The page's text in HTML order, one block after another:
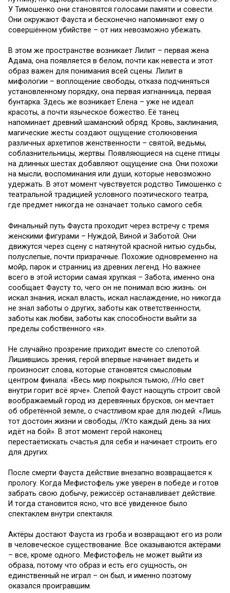
У Тимошенко они становятся голосами памяти и совести.
Они окружают Фауста и бесконечно напоминают ему о
совершённом убийстве – от них невозможно убежать.
В этом же пространстве возникает Лилит – первая жена
Адама, она появляется в белом, почти как невеста и этот
образ важен для понимания всей сцены. Лилит в
мифологии – воплощение свободы, отказа подчиняться
установленному порядку, она первая изгнанница, первая
бунтарка. Здесь же возникает Елена – уже не идеал
красоты, а почти языческое божество. Её танец
напоминает древний шаманский обряд. Кровь, заклинания,
магические жесты создают ощущение столкновения
различных архетипов женственности – святой, ведьмы,
соблазнительницы, жертвы. Появляющиеся на сцене птицы
на длинных шестах добавляют ощущение сна. Они похожи
на мысли, воспоминания или души, которые невозможно
удержать. В этот момент чувствуется родство Тимошенко с
театральной традицией условного поэтического театра,
где предмет никогда не означает только самого себя.
Финальный путь Фауста проходит через встречу с тремя
женскими фигурами – Нуждой, Виной и Заботой. Они
движутся через сцену с натянутой красной нитью судьбы,
полуслепые, почти призрачные. Похожие одновременно на
мойр, парок и странниц из древних легенд. Но важнее
всего в этой истории самая хрупкая – Забота, именно она
сообщает Фаусту то, чего он не понимал всю жизнь: он
искал знания, искал власть, искал наслаждение, но никогда
не знал заботы о других, заботы как ответственности,
заботы как любви, заботы как способности выйти за
пределы собственного «я».
Не случайно прозрение приходит вместе со слепотой.
Лишившись зрения, герой впервые начинает видеть и
произносит слова, которые становятся смысловым
центром финала: «Весь мир покрылся тьмою, //Но свет
внутри горит всё ярче». Слепой Фауст наощупь строит свой
воображаемый город из деревянных брусков, он мечтает
об обретённой земле, о счастливом крае для людей: «Лишь
тот достоин жизни и свободы, //Кто каждый день за них
идёт на бой». В этот момент герой наконец
перестаётискать счастья для себя и начинает строить его
для других.
После смерти Фауста действие внезапно возвращается к
прологу. Когда Мефистофель уже уверен в победе и готов
забрать свою добычу, режиссёр останавливает действие.
И тогда становится ясно, что всё увиденное было
спектаклем внутри спектакля.
Актёры достают Фауста из гроба и возвращают его из роли
в человеческое существование. Все оказываются актёрами
– все, кроме одного. Мефистофель не может выйти из
образа, потому что образ и есть его сущность, он
единственный не играл – он был, и именно поэтому
оказался проигравшим.